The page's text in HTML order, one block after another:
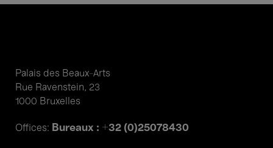
Palais des Beaux-Arts
Rue Ravenstein, 23
1000 Bruxelles
Offices: Bureaux : +32 (0)25078430